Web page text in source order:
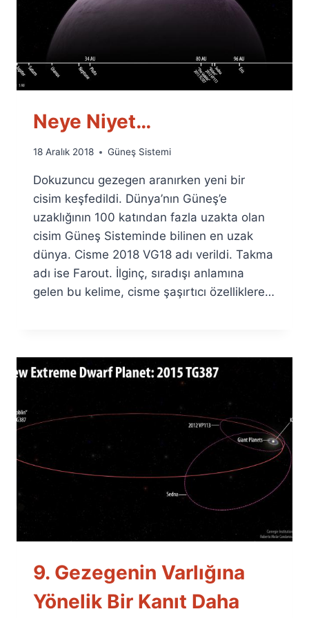
Neye Niyet…
By
Fuat
Özyar
18 Aralık 2018 Güneş Sistemi
Dokuzuncu gezegen aranırken yeni bir
cisim keşfedildi. Dünya’nın Güneş’e
uzaklığının 100 katından fazla uzakta olan
cisim Güneş Sisteminde bilinen en uzak
dünya. Cisme 2018 VG18 adı verildi. Takma
adı ise Farout. İlginç, sıradışı anlamına
gelen bu kelime, cisme şaşırtıcı özelliklere…
9. Gezegenin Varlığına
Yönelik Bir Kanıt Daha